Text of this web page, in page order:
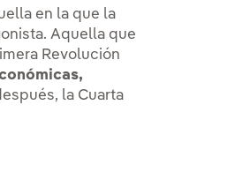
en la que la
Aquella que
Revolución
la Cuarta